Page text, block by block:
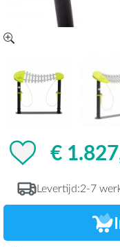
€
Levertijd:2-7